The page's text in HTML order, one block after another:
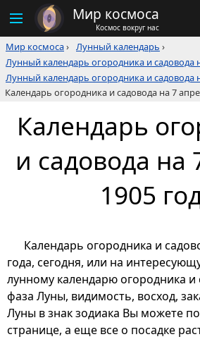
Мир космоса
Космос вокруг нас
Мир космоса› Лунный календарь ›
Лунный календарь огородника и садовода
Лунный календарь огородника и садовода
Календарь огородника и садовода на 7
Календарь
и садовода на
1905
Календарь огородника и
года, сегодня, или на
лунному календарю огородника и
фаза Луны, видимость, восход,
Луны в знак зодиака Вы можете
странице, а еще все о посадке